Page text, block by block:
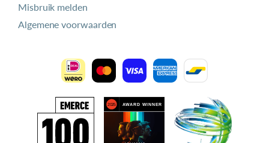
Misbruik melden
Algemene voorwaarden